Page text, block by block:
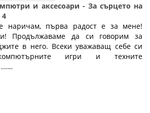
и аксесоари - За сърцето на
4
наричам, първа радост е за мене!
Продължаваме да си говорим за
в него. Всеки уважаващ себе си
игри и техните
...…